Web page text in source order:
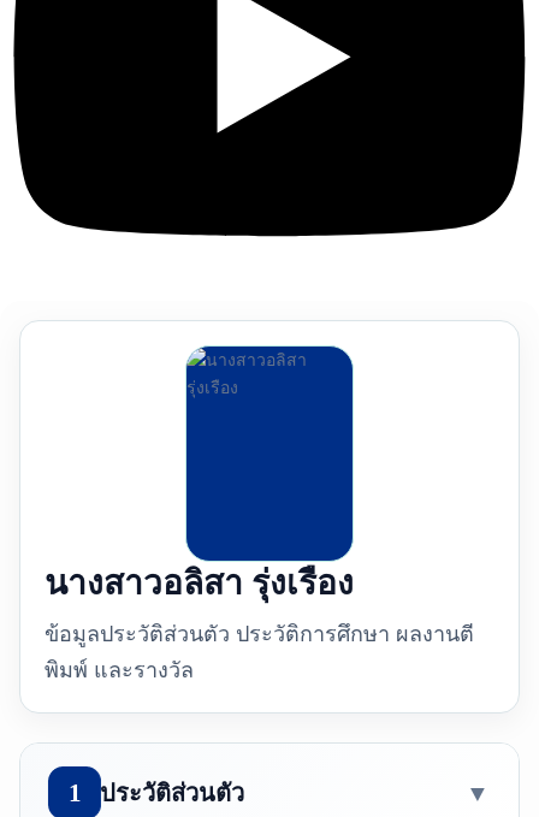
นางสาวอลิสา รุ่งเรือง
ข้อมูลประวัติส่วนตัว ประวัติการศึกษา ผลงานตี
พิมพ์ และรางวัล
1 ประวัติส่วนตัว ▼